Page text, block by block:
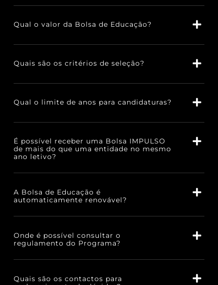
Qual o valor da Bolsa de Educação?
Quais são os critérios de seleção?
Qual o limite de anos para candidaturas?
É possível receber uma Bolsa IMPULSO
de mais do que uma entidade no mesmo
ano letivo?
A Bolsa de Educação é
automaticamente renovável?
Onde é possível consultar o
regulamento do Programa?
Quais são os contactos para